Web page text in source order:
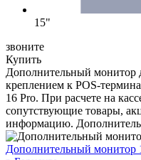
15"
звоните
Купить
Дополнительный монитор
креплением к POS-
16 Pro. При расчете на
сопутствующие товары,
информацию.
Дополнительный монитор